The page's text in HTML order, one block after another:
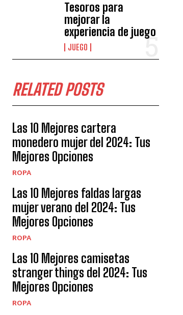
Tesoros para
mejorar la
experiencia de juego
JUEGO
RELATED POSTS
Las 10 Mejores cartera
monedero mujer del 2024: Tus
Mejores Opciones
ROPA
Las 10 Mejores faldas largas
mujer verano del 2024: Tus
Mejores Opciones
ROPA
Las 10 Mejores camisetas
stranger things del 2024: Tus
Mejores Opciones
ROPA